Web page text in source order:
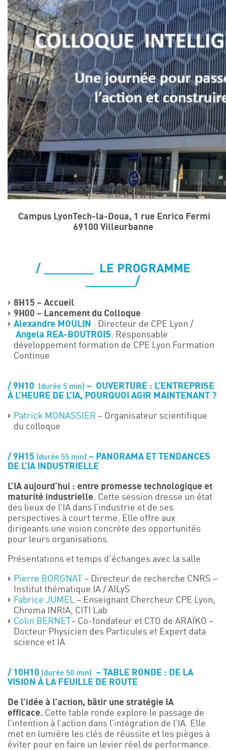
Campus LyonTech-la-Doua, 1 rue Enrico Fermi
69100 Villeurbanne
_______ LE PROGRAMME
_______/
8H15 – Accueil
9H00 – Lancement du Colloque
Alexandre MOULIN : Directeur de CPE Lyon /
Angela REA-BOUTROIS: Responsable
développement formation de CPE Lyon Formation
Continue
9H10 (durée 5 min)
– OUVERTURE : L’ENTREPRISE
À L’HEURE DE L’IA, POURQUOI AGIR MAINTENANT ?
Patrick MONASSIER – Organisateur scientifique
du colloque
9H15 (durée 55 min)
– PANORAMA ET TENDANCES
DE L’IA INDUSTRIELLE
L’IA aujourd’hui : entre promesse technologique et
maturité industrielle . Cette session dresse un état
des lieux de l’IA dans l’industrie et de ses
perspectives à court terme. Elle offre aux
dirigeants une vision concrète des opportunités
pour leurs organisations.
Présentations et temps d’échanges avec la salle
Pierre BORGNAT– Directeur de recherche CNRS​ –
Institut thématique IA / AILyS
Fabrice JUMEL
– Enseignant Chercheur CPE Lyon,
Chroma INRIA, CITI Lab
Colin BERNET– Co-fondateur et CTO de ARAÏKO –
Docteur Physicien des Particules et Expert data
science et IA
10H10 (durée 50 min) – TABLE RONDE : DE LA
VISION À LA FEUILLE DE ROUTE
De l’idée à l’action, bâtir une stratégie IA
efficace. Cette table ronde explore le passage de
l’intention à l’action dans l’intégration de l’IA. Elle
met en lumière les clés de réussite et les pièges à
éviter pour en faire un levier réel de performance.